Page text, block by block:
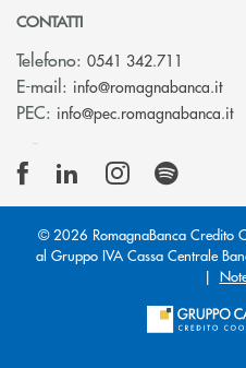
CONTATTI
Telefono: 0541 342.711
E-mail: info@romagnabanca.it(si
PEC: info@pec.romagnabanca.it
© 2026 RomagnaBanca Credito
al Gruppo IVA Cassa Centrale
|